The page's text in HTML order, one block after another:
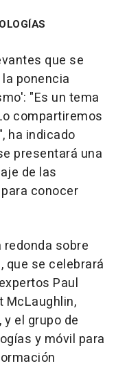
que se
ponencia
"Es un tema
compartiremos
ha indicado
presentará una
de las
conocer
sobre
que se celebrará
Paul
McLaughlin,
el grupo de
y móvil para